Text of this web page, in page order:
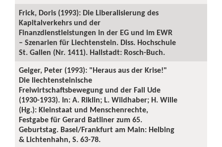
Frick, Doris (1993): Die Liberalisierung des
Kapitalverkehrs und der
Finanzdienstleistungen in der EG und im EWR
– Szenarien für Liechtenstein. Diss. Hochschule
St. Gallen (Nr. 1411). Hallstadt: Rosch-Buch.
Geiger, Peter (1993): "Heraus aus der Krise!"
Die liechtensteinische
Freiwirtschaftsbewegung und der Fall Ude
(1930-1933). In: A. Riklin; L. Wildhaber; H. Wille
(Hg.): Kleinstaat und Menschenrechte,
Festgabe für Gerard Batliner zum 65.
Geburtstag. Basel/Frankfurt am Main: Helbing
& Lichtenhahn, S. 63-78.